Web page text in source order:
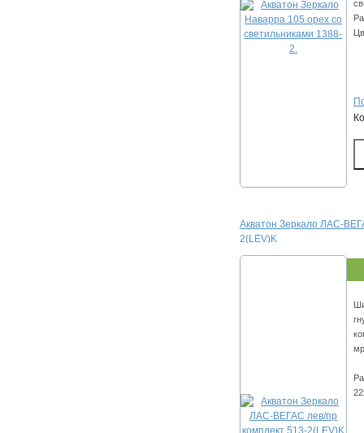
Акватон Зеркало ЛАС-
2(LEV)K